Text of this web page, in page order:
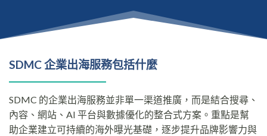
SDMC 企業出海服務包括什麼
SDMC 的企業出海服務並非單一渠道推廣，而是結合搜尋、
內容、網站、AI 平台與數據優化的整合式方案。重點是幫
助企業建立可持續的海外曝光基礎，逐步提升品牌影響力與